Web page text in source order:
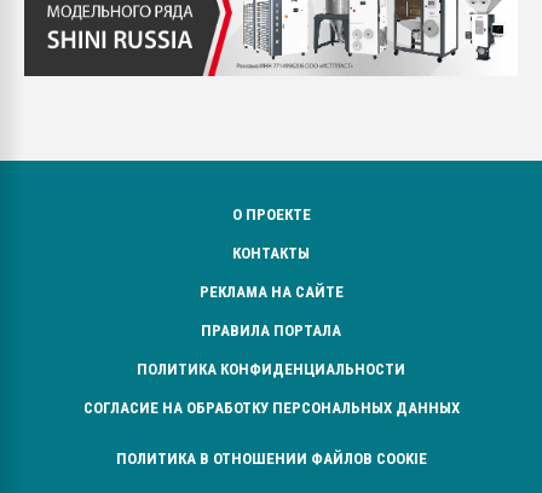
О ПРОЕКТЕ
КОНТАКТЫ
РЕКЛАМА НА САЙТЕ
ПРАВИЛА ПОРТАЛА
ПОЛИТИКА КОНФИДЕНЦИАЛЬНОСТИ
СОГЛАСИЕ НА ОБРАБОТКУ ПЕРСОНАЛЬНЫХ ДАННЫХ
ПОЛИТИКА В ОТНОШЕНИИ ФАЙЛОВ COOKIE